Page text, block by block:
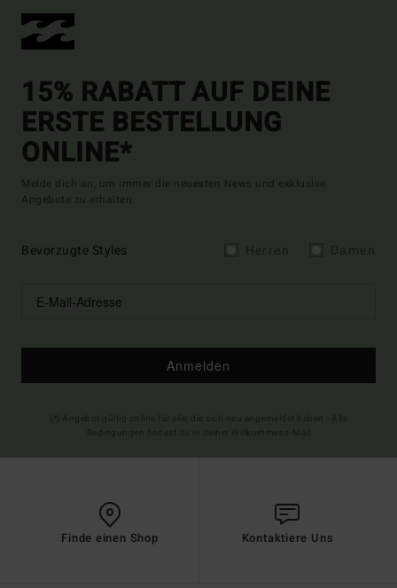
15% RABATT AUF DEINE
ERSTE BESTELLUNG
ONLINE*
Melde dich an, um immer die neuesten News und exklusive
Angebote zu erhalten.
Bevorzugte Styles
Anmelden
Finde einen Shop Kontaktiere Uns